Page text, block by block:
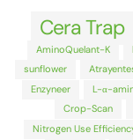
Cera Trap
AminoQuelant-K
sunflower
Enzyneer
L-α-
Crop-Scan
Nitrogen Use